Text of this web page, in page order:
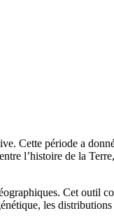
Cette période a
l’histoire de la
Cet outil
les distributions